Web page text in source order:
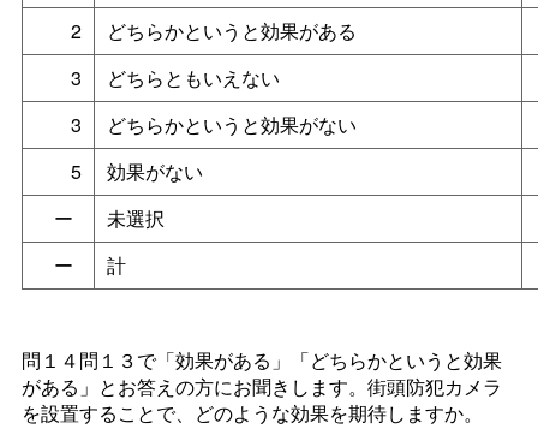
2
どちらかというと効果がある
3
どちらともいえない
3
どちらかというと効果がない
5
効果がない
ー
未選択
ー
計
問１４問１３で「効果がある」「どちらかというと効果
がある」とお答えの方にお聞きします。街頭防犯カメラ
を設置することで、どのような効果を期待しますか。